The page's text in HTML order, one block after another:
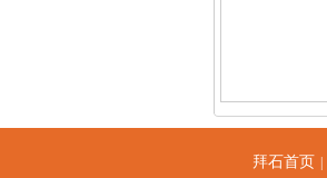
拜石首页